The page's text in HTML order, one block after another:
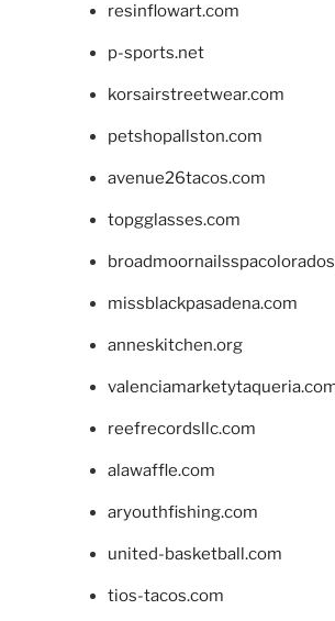
resinflowart.com
p-sports.net
korsairstreetwear.com
petshopallston.com
avenue26tacos.com
topgglasses.com
missblackpasadena.com
anneskitchen.org
reefrecordsllc.com
alawaffle.com
aryouthfishing.com
united-basketball.com
tios-tacos.com